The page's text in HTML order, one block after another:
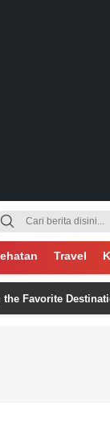
Travel
Destination for